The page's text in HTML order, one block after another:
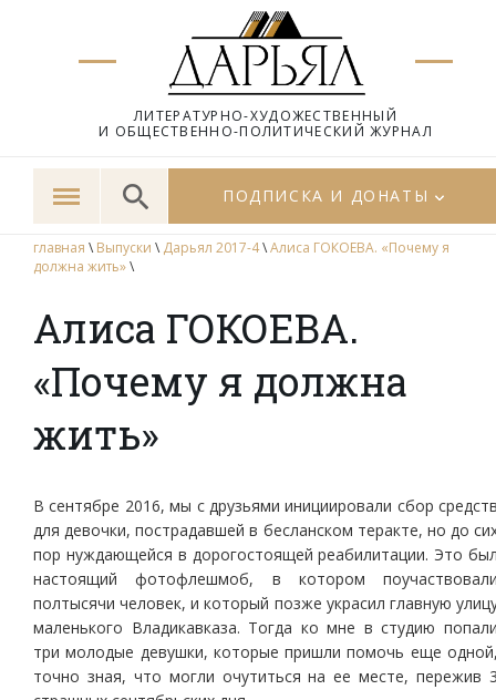
ЛИТЕРАТУРНО-ХУДОЖЕСТВЕННЫЙ
И ОБЩЕСТВЕННО-ПОЛИТИЧЕСКИЙ ЖУРНАЛ
ПОДПИСКА И ДОНАТЫ
главная \ Выпуски \ Дарьял 2017-4\Алиса ГОКОЕВА. «Почему я
должна жить»\
Алиса ГОКОЕВА.
«Почему я должна
жить»
В сентябре 2016, мы с друзьями инициировали сбор
для девочки, пострадавшей в бесланском теракте, но до
пор нуждающейся в дорогостоящей реабилитации. Это
настоящий фотофлешмоб, в котором
полтысячи человек, и который позже украсил главную
маленького Владикавказа. Тогда ко мне в студию
три молодые девушки, которые пришли помочь еще
точно зная, что могли очутиться на ее месте, пережив